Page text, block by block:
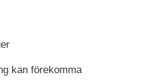
kan förekomma